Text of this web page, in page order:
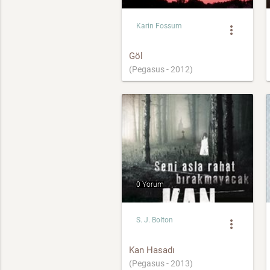
Karin Fossum more_vert
Göl
(Pegasus - 2012)
0 Yorum
S. J. Bolton more_vert
Kan Hasadı
(Pegasus - 2013)